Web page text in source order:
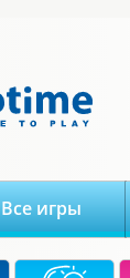
Все игры